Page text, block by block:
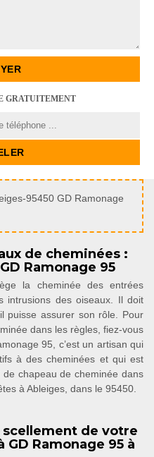
GRATUITEMENT
de cheminées :
Ramonage 95
la cheminée des entrées
intrusions des oiseaux. Il doit
puisse assurer son rôle. Pour
dans les règles, fiez-vous
95, c’est un artisan qui
à des cheminées et qui est
chapeau de cheminée dans
à Ableiges, dans le 95450.
de votre
Ramonage 95 à